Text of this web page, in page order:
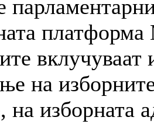
на
на изборната